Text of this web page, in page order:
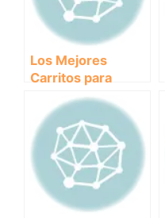
Los Mejores
Carritos para
Perros Grandes:
Comodidad y
Seguridad en tus
Paseos